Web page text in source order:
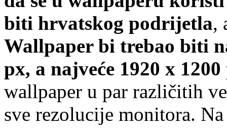
biti hrvatskog podrijetla,
Wallpaper bi trebao biti
px, a najveće 1920 x 1200
wallpaper u par različitih
sve rezolucije monitora.